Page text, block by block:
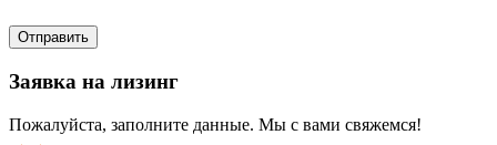
Заявка на лизинг
Пожалуйста, заполните данные. Мы с вами свяжемся!